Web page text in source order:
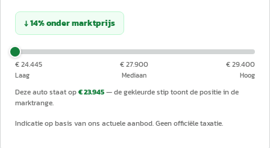
↓14%ondermarktprijs
€ 24.445
Laag
€ 27.900
Mediaan
€ 29.400
Hoog
Deze auto staat op€ 23.945— de gekleurde stip toont de positie in de
marktrange.
Indicatie op basis van ons actuele aanbod. Geen officiële taxatie.